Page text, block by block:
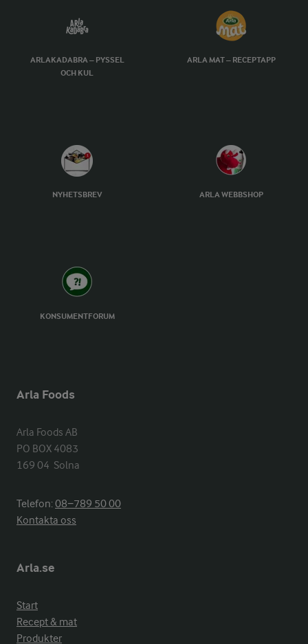
ARLAKADABRA – PYSSEL
OCH KUL
ARLA MAT – RECEPTAPP
NYHETSBREV ARLA WEBBSHOP
KONSUMENTFORUM
Arla Foods
Arla Foods AB
PO BOX 4083
169 04  Solna
Telefon:08−789 50 00
Kontakta oss
Arla.se
Start
Recept & mat
Produkter